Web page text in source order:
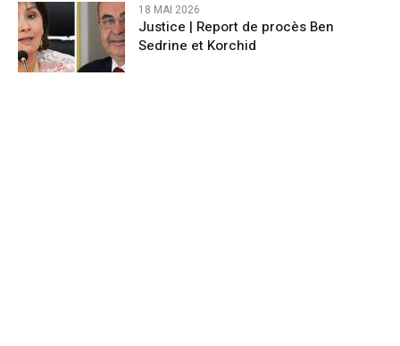
18 MAI 2026
Justice | Report de procès Ben
Sedrine et Korchid